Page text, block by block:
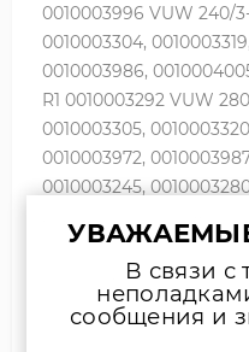
0010003996 VUW 240/
0010003304,
0010003986,
R1 0010003292 VUW
0010003305,
0010003972,
0010003245,
0010003315,
0010003282,
0010003968 VU 282/3-5
0010003301,
В связи с
сообщения и